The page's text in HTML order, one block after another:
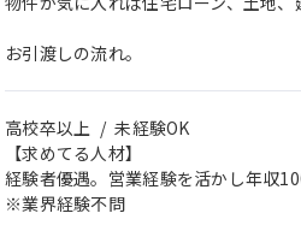
お引渡しの流れ。
高校卒以上 / 未経験OK
【求めてる人材】
経験者優遇。営業経験を活かし年収
※業界経験不問